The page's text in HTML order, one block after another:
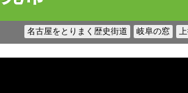
名古屋をとりまく歴史街道 岐阜の窓